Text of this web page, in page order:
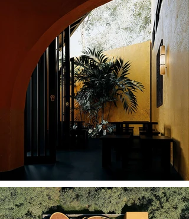
shaped by elliptical columns, diagonally cut and
perforated, arranged in a staggered rhythm.
Woven among them are bold, slanted flat-tiled
roofs that slice across the volumes. Beneath this
seemingly “chaotic” interplay, a series of
interwoven, fluid spaces unfolds—creating a
unique visual journey where the exterior may
appear restless, but the interior reveals a realm of
calm and tranquility.